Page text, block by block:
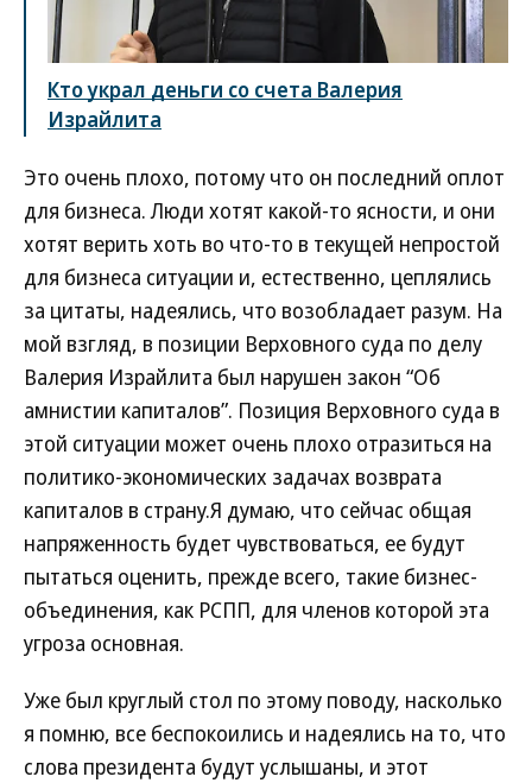
Кто украл деньги со счета Валерия
Израйлита
Это очень плохо, потому что он последний оплот
для бизнеса. Люди хотят какой-то ясности, и они
хотят верить хоть во что-то в текущей непростой
для бизнеса ситуации и, естественно, цеплялись
за цитаты, надеялись, что возобладает разум. На
мой взгляд, в позиции Верховного суда по делу
Валерия Израйлита был нарушен закон “Об
амнистии капиталов”. Позиция Верховного суда в
этой ситуации может очень плохо отразиться на
политико-экономических задачах возврата
капиталов в страну.Я думаю, что сейчас общая
напряженность будет чувствоваться, ее будут
пытаться оценить, прежде всего, такие бизнес-
объединения, как РСПП, для членов которой эта
угроза основная.
Уже был круглый стол по этому поводу, насколько
я помню, все беспокоились и надеялись на то, что
слова президента будут услышаны, и этот